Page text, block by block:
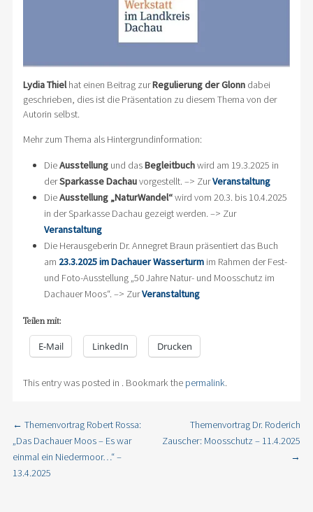
Lydia Thielhat einen Beitrag zurRegulierung der Glonndabei
geschrieben, dies ist die Präsentation zu diesem Thema von der
Autorin selbst.
Mehr zum Thema als Hintergrundinformation:
DieAusstellungund dasBegleitbuchwird am 19.3.2025 in
derSparkasse Dachauvorgestellt. –> ZurVeranstaltung
DieAusstellung „NaturWandel“wird vom 20.3. bis 10.4.2025
in der Sparkasse Dachau gezeigt werden. –> Zur
Veranstaltung
Die Herausgeberin Dr. Annegret Braun präsentiert das Buch
am 23.3.2025 im Dachauer Wasserturmim Rahmen der Fest-
und Foto-Ausstellung „50 Jahre Natur- und Moosschutz im
Dachauer Moos“. –> ZurVeranstaltung
Teilen mit:
E-Mail LinkedIn Drucken
This entry was posted in . Bookmark the permalink.
Post navigation
← Themenvortrag Robert Rossa:
„Das Dachauer Moos – Es war
einmal ein Niedermoor…“ –
13.4.2025
Themenvortrag Dr. Roderich
Zauscher: Moosschutz – 11.4.2025
→